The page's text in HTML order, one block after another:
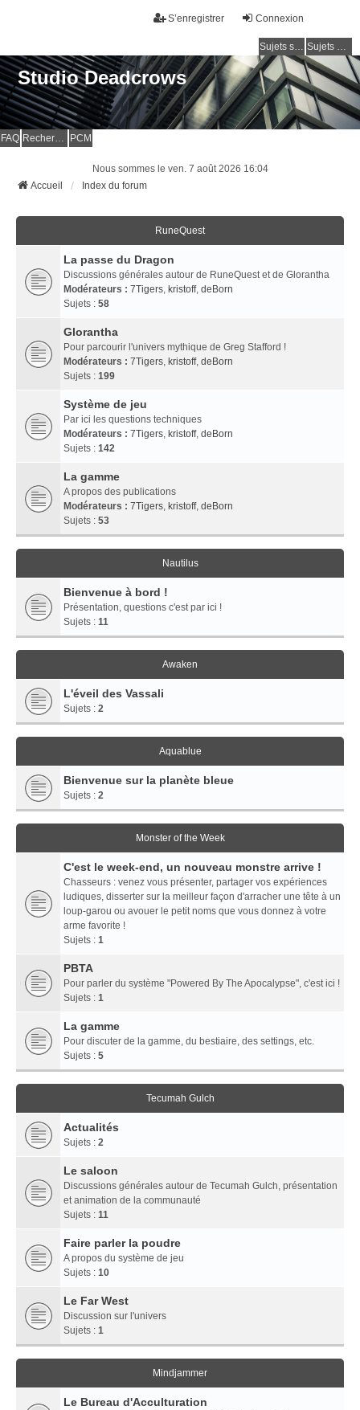
Connexion
S’enregistrer
Sujets sans réponse Sujets actifs
Studio Deadcrows
FAQ Rechercher PCM
Nous sommes le ven. 7 août 2026 16:04
Accueil
Index du forum
RuneQuest
La passe du Dragon
Discussions générales autour de RuneQuest et de Glorantha
Modérateurs : 7Tigers, kristoff, deBorn
Sujets : 58
Glorantha
Pour parcourir l'univers mythique de Greg Stafford !
Modérateurs : 7Tigers, kristoff, deBorn
Sujets : 199
Système de jeu
Par ici les questions techniques
Modérateurs : 7Tigers, kristoff, deBorn
Sujets : 142
La gamme
A propos des publications
Modérateurs : 7Tigers, kristoff, deBorn
Sujets : 53
Nautilus
Bienvenue à bord !
Présentation, questions c'est par ici !
Sujets : 11
Awaken
L'éveil des Vassali
Sujets : 2
Aquablue
Bienvenue sur la planète bleue
Sujets : 2
Monster of the Week
C'est le week-end, un nouveau monstre arrive !
Chasseurs : venez vous présenter, partager vos expériences
ludiques, disserter sur la meilleur façon d'arracher une tête à un
loup-garou ou avouer le petit noms que vous donnez à votre
arme favorite !
Sujets : 1
PBTA
Pour parler du système "Powered By The Apocalypse", c'est ici !
Sujets : 1
La gamme
Pour discuter de la gamme, du bestiaire, des settings, etc.
Sujets : 5
Tecumah Gulch
Actualités
Sujets : 2
Le saloon
Discussions générales autour de Tecumah Gulch, présentation
et animation de la communauté
Sujets : 11
Faire parler la poudre
A propos du système de jeu
Sujets : 10
Le Far West
Discussion sur l'univers
Sujets : 1
Mindjammer
Le Bureau d'Acculturation